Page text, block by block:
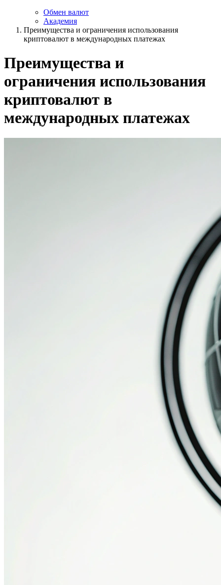
Обмен валют
Академия
Преимущества и ограничения использования
криптовалют в международных платежах
Преимущества и
ограничения использования
криптовалют в
международных платежах